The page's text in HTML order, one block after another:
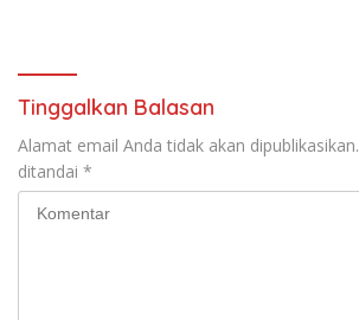
Tinggalkan Balasan
Alamat email Anda tidak akan dipublikasikan.
ditandai *